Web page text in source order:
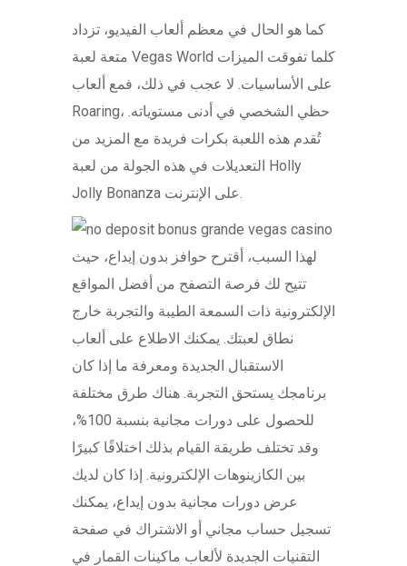
كما هو الحال في معظم ألعاب الفيديو، تزداد
متعة لعبة Vegas World كلما تفوقت الميزات
على الأساسيات. لا عجب في ذلك، فمع ألعاب
Roaring، حظي الشخصي في أدنى مستوياته.
تُقدم هذه اللعبة بكرات فريدة مع المزيد من
التعديلات في هذه الجولة من لعبة Holly
لهذا السبب، أقترح حوافز بدون إيداع، حيث
تتيح لك فرصة التصفح من أفضل المواقع
الإلكترونية ذات السمعة الطيبة والتجربة خارج
نطاق لعبتك. يمكنك الاطلاع على ألعاب
الاستقبال الجديدة ومعرفة ما إذا كان
برنامجك يستحق التجربة. هناك طرق مختلفة
للحصول على دورات مجانية بنسبة 100%،
وقد تختلف طريقة القيام بذلك اختلافًا كبيرًا
بين الكازينوهات الإلكترونية. إذا كان لديك
عرض دورات مجانية بدون إيداع، يمكنك
تسجيل حساب مجاني أو الاشتراك في صفحة
التقنيات الجديدة لألعاب ماكينات القمار في